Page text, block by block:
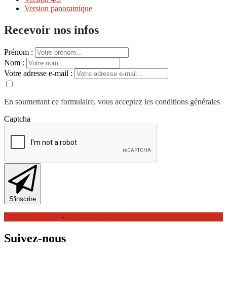
Version panoramique
Recevoir nos infos
Prénom :
Nom :
Votre adresse e-mail :
En soumettant ce formulaire, vous acceptez les conditions générales
Captcha
S'inscrire
-
Suivez-nous